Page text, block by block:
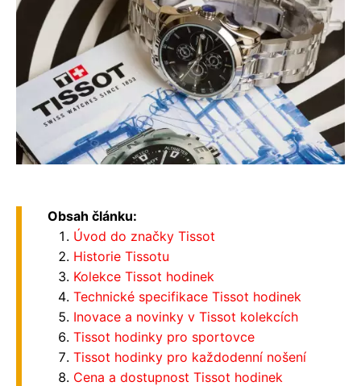
Obsah článku:
Úvod do značky Tissot
Historie Tissotu
Kolekce Tissot hodinek
Technické specifikace Tissot hodinek
Inovace a novinky v Tissot kolekcích
Tissot hodinky pro sportovce
Tissot hodinky pro každodenní nošení
Cena a dostupnost Tissot hodinek